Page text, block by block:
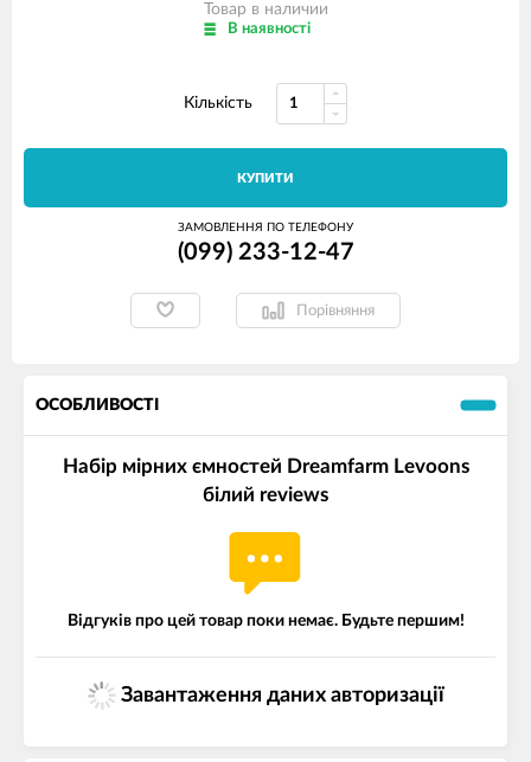
Товар в наличии
В наявності
Кількість
КУПИТИ
ЗАМОВЛЕННЯ ПО ТЕЛЕФОНУ
(099) 233-12-47
Порівняння
ОСОБЛИВОСТІ
Набір мірних ємностей Dreamfarm Levoons
білий reviews
Відгуків про цей товар поки немає. Будьте першим!
Завантаження даних авторизації